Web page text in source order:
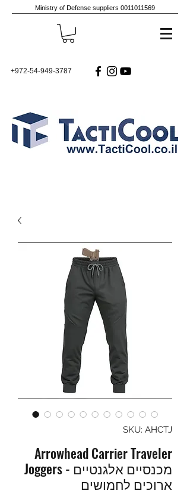
Ministry of Defense suppliers 0011011569
+972-54-949-3787
SKU: AHCTJ
Arrowhead Carrier Traveler
Joggers - מכנסיים אלגנטיים
ארוכים לחמושים